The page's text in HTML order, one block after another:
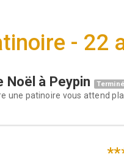
- 22
Noël à Peypin Terminé
une patinoire vous attend